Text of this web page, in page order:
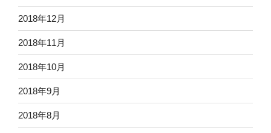
2018年12月
2018年11月
2018年10月
2018年9月
2018年8月